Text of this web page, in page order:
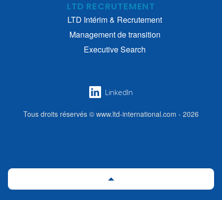
LTD RECRUTEMENT
LTD Intérim & Recrutement
Management de transition
Executive Search
LinkedIn
Tous droits réservés © www.ltd-international.com - 2026